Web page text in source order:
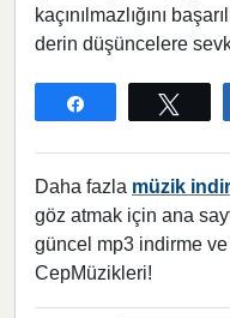
kaçınılmazlığını
derin düşüncelere
Daha fazla müzik indir
göz atmak için ana
güncel mp3 indirme
CepMüzikleri!